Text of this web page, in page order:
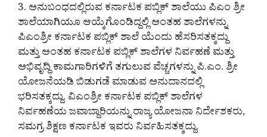
3. ಅನುಬಂಧದಲ್ಲಿರುವ ಕರ್ನಾಟಕ ಪಬ್ಲಿಕ್ ಶಾಲೆಯು ಪಿಎಂ ಶ್ರೀ
ಶಾಲೆಯಾಗಿಯೂ ಆಯ್ಕೆಗೊಂಡಿದ್ದಲ್ಲಿ ಅಂತಹ ಶಾಲೆಗಳನ್ನು
ಪಿಎಂಶ್ರೀ ಕರ್ನಾಟಕ ಪಬ್ಲಿಕ್ ಶಾಲೆ ಯೆಂದು ಹೆಸರಿಸತಕ್ಕದ್ದು
ಮತ್ತು ಅಂತಹ ಕರ್ನಾಟಕ ಪಬ್ಲಿಕ್ ಶಾಲೆಗಳ ನಿರ್ವಹಣೆ ಮತ್ತು
ಅಭಿವೃದ್ಧಿ ಕಾಮಗಾರಿಗಳಿಗೆ ತಗುಲುವ ವೆಚ್ಚಗಳನ್ನು ಪಿ.ಎಂ. ಶ್ರೀ
ಯೋಜನೆಯಡಿ ಬಿಡುಗಡೆ ಮಾಡುವ ಅನುದಾನದಲ್ಲಿ
ಭರಿಸತಕ್ಕದ್ದು. ವಿಎಂಶ್ರೀ ಕರ್ನಾಟಕ ಪಬ್ಲಿಕ್ ಶಾಲೆಗಳ
ನಿರ್ವಹಣೆಯ ಜವಾಬ್ದಾರಿಯನ್ನು ರಾಜ್ಯ ಯೋಜನಾ ನಿರ್ದೇಶಕರು,
ಸಮಗ್ರ ಶಿಕ್ಷಣ ಕರ್ನಾಟಕ ಇವರು ನಿರ್ವಹಿಸತಕ್ಕದ್ದು.